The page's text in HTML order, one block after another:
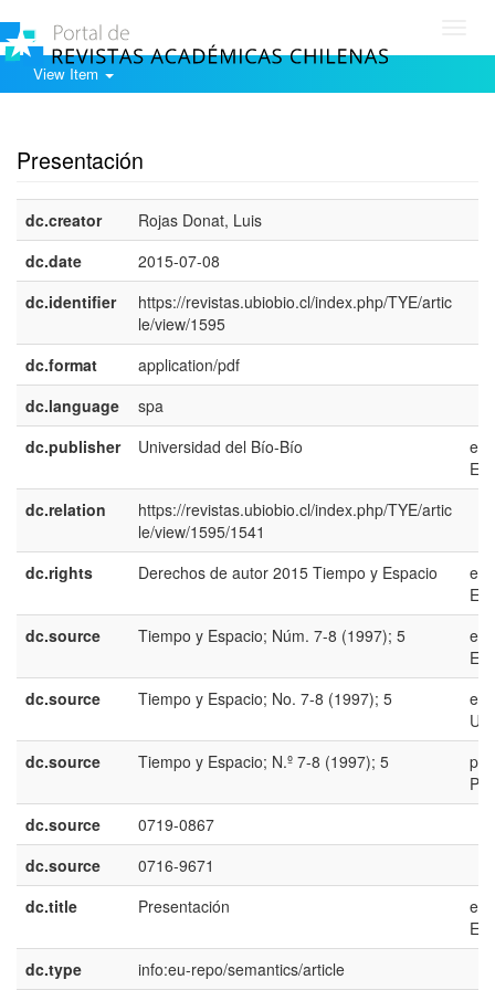
View Item
Presentación
dc.creator
Rojas Donat, Luis
dc.date
2015-07-08
dc.identifier
https://revistas.ubiobio.cl/index.php/TYE/artic
le/view/1595
dc.format
application/pdf
dc.language
spa
dc.publisher
Universidad del Bío-Bío
es-
ES
dc.relation
https://revistas.ubiobio.cl/index.php/TYE/artic
le/view/1595/1541
dc.rights
Derechos de autor 2015 Tiempo y Espacio
es-
ES
dc.source
Tiempo y Espacio; Núm. 7-8 (1997); 5
es-
ES
dc.source
Tiempo y Espacio; No. 7-8 (1997); 5
en-
US
dc.source
Tiempo y Espacio; N.º 7-8 (1997); 5
pt-
PT
dc.source
0719-0867
dc.source
0716-9671
dc.title
Presentación
es-
ES
dc.type
info:eu-repo/semantics/article